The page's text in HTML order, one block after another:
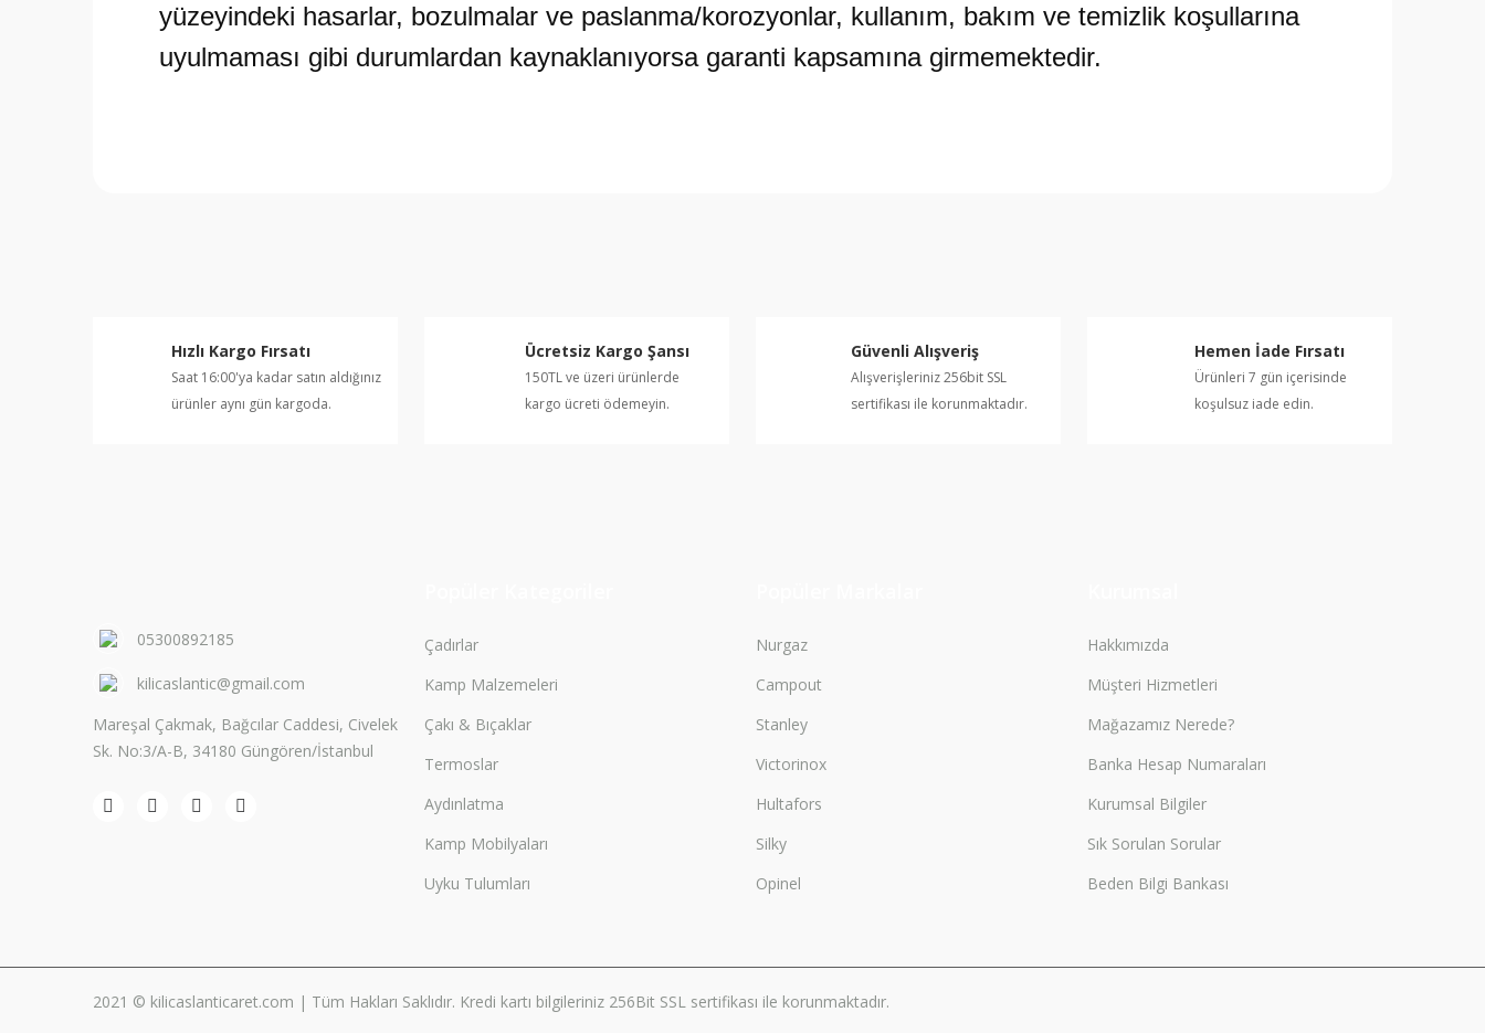
yüzeyindeki hasarlar, bozulmalar ve paslanma/korozyonlar, kullanım, bakım ve temizlik koşullarına
uyulmaması gibi durumlardan kaynaklanıyorsa garanti kapsamına girmemektedir.
Ürün fiyatı diğer sitelerden daha pahalı.
Hızlı Kargo Fırsatı
Saat 16:00'ya kadar satın aldığınız
ürünler aynı gün kargoda.
Ücretsiz Kargo Şansı
150TL ve üzeri ürünlerde
kargo ücreti ödemeyin.
Güvenli Alışveriş
Alışverişleriniz 256bit SSL
sertifikası ile korunmaktadır.
Hemen İade Fırsatı
Ürünleri 7 gün içerisinde
koşulsuz iade edin.
05300892185
kilicaslantic@gmail.com
Mareşal Çakmak, Bağcılar Caddesi, Civelek
Sk. No:3/A-B, 34180 Güngören/İstanbul
Çadırlar
Kamp Malzemeleri
Çakı & Bıçaklar
Termoslar
Aydınlatma
Kamp Mobilyaları
Uyku Tulumları
Nurgaz
Campout
Stanley
Victorinox
Hultafors
Silky
Opinel
Hakkımızda
Müşteri Hizmetleri
Mağazamız Nerede?
Banka Hesap Numaraları
Kurumsal Bilgiler
Sık Sorulan Sorular
Beden Bilgi Bankası
2021 © kilicaslanticaret.com | Tüm Hakları Saklıdır. Kredi kartı bilgileriniz 256Bit SSL sertifikası ile korunmaktadır.